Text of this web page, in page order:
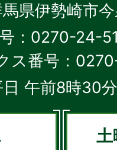
県伊勢崎市
：0270-24-
ス番号：
午前8時30
土